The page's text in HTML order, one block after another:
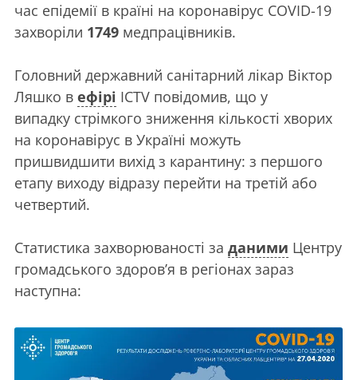
час епідемії в країні на коронавірус COVID-19
захворіли 1749 медпрацівників.
Головний державний санітарний лікар Віктор
Ляшко в ефірі ICTV повідомив, що у
випадку стрімкого зниження кількості хворих
на коронавірус в Україні можуть
пришвидшити вихід з карантину: з першого
етапу виходу відразу перейти на третій або
четвертий.
Статистика захворюваності за даними Центру
громадського здоров’я в регіонах зараз
наступна: